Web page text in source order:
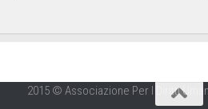
2015 © Associazione Per I Diritti